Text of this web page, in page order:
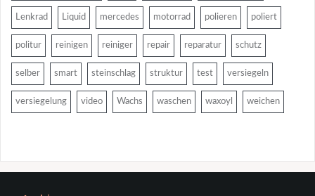
Lenkrad Liquid mercedes motorrad polieren poliert
politur reinigen reiniger repair reparatur schutz
selber smart steinschlag struktur test versiegeln
versiegelung video Wachs waschen waxoyl weichen